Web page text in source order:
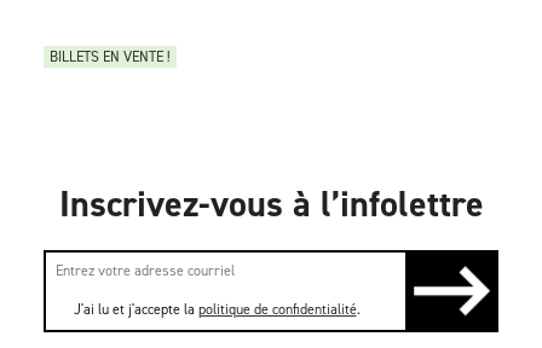
BILLETS EN VENTE !
Inscrivez-vous à l’infolettre
J'ai lu et j'accepte la politique de confidentialité.